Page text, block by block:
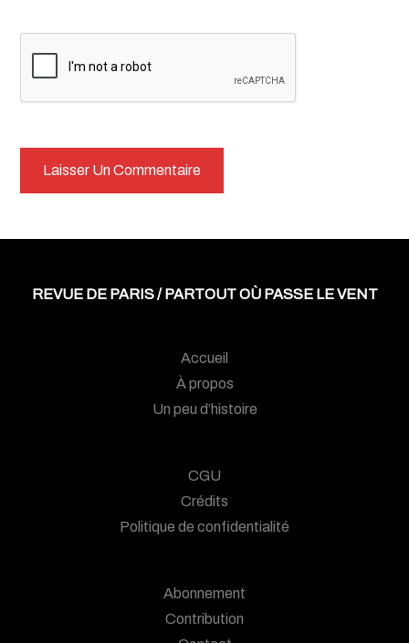
REVUE DE PARIS / PARTOUT OÙ PASSE LE VENT
Accueil
À propos
Un peu d’histoire
CGU
Crédits
Politique de confidentialité
Abonnement
Contribution